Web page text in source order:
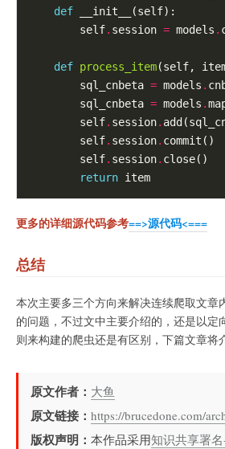
def __init__(self):
        self
. session = models .
def process_item(self,
        sql_cnbeta
= models .
        sql_cnbeta
= models .
        self
. session.
        self
. session. commit()
        self
. session. close()
return
更多的详细源代码参考==>源代码<===
总结
本次主要多三个方向来解决连续爬取文章
的问题，不过文中主要介绍的，还是以定
则来构建的爬虫还是有区别，下篇文章将
原文作者： 大鱼
原文链接： https://brucedone.com/
版权声明： 本作品采用知识共享署